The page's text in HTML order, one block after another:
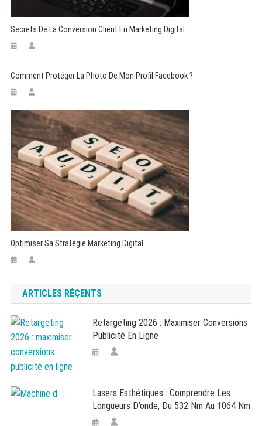
Secrets De La Conversion Client En Marketing Digital
Comment Protéger La Photo De Mon Profil Facebook ?
Optimiser Sa Stratégie Marketing Digital
ARTICLES RÉÇENTS
Retargeting 2026 : Maximiser Conversions
Publicité En Ligne
Lasers Esthétiques : Comprendre Les
Longueurs D’onde, Du 532 Nm Au 1064 Nm